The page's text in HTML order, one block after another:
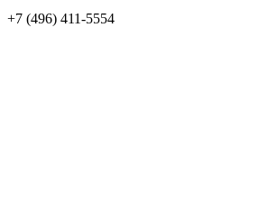
+7 (496) 411-5554